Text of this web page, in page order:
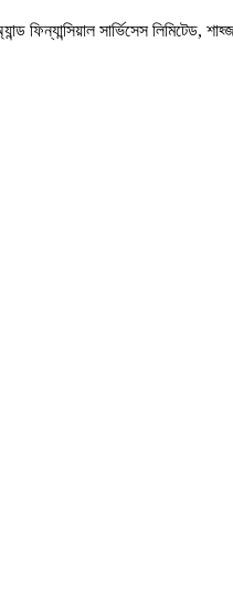
ফিন্যান্সিয়াল সার্ভিসেস লিমিটেড,